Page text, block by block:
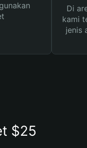
Di
kami
jenis
$25